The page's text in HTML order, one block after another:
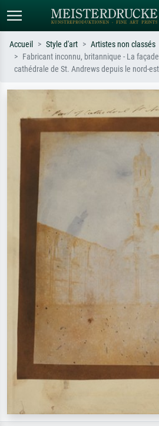
Recherche standard
ex. Monet, Nuit étoilée,
impressionnisme, vague de Hokusai,
nu.
Accueil Style d'art Artistes non classés
Fabricant inconnu, britannique - La
cathédrale de St. Andrews depuis le nord-